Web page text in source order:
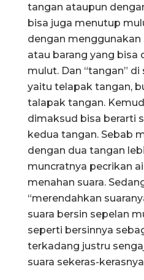
tangan ataupun
bisa juga menutup
dengan
atau barang yang bisa
mulut. Dan “tangan”
yaitu telapak tangan,
talapak tangan.
dimaksud bisa berarti
kedua tangan. Sebab
dengan dua tangan
muncratnya pecrikan
menahan suara.
“merendahkan
suara bersin sepelan
seperti bersinnya
terkadang justru
suara sekeras-